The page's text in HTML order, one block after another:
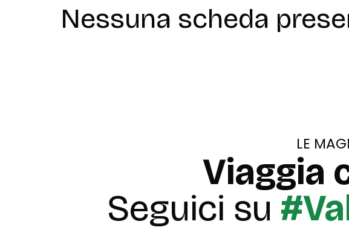
Nessuna scheda
LE
Viaggia
Seguici su